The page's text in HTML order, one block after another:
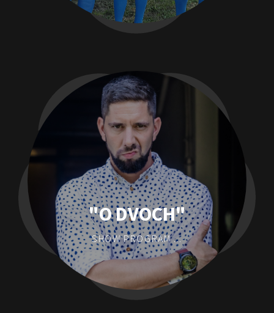
"O DVOCH"
SHOW PROGRAM ...